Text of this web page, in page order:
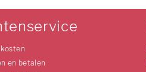
en betalen